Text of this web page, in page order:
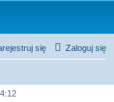
Zaloguj się
się